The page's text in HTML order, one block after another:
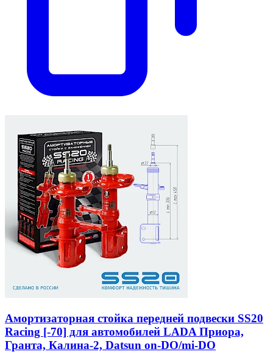
Амортизаторная стойка передней подвески SS20
Racing [-70] для автомобилей LADA Приора,
Гранта, Калина-2, Datsun on-DO/mi-DO